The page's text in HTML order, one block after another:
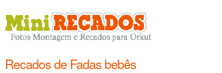
Recados de Fadas bebês